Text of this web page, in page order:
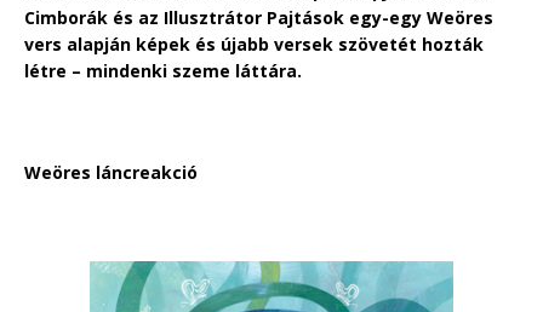
Cimborák és az Illusztrátor Pajtások egy-egy Weöres
vers alapján képek és újabb versek szövetét hozták
létre – mindenki szeme láttára.
Weöres láncreakció